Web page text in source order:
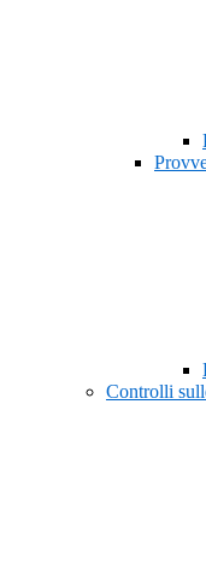
Controlli